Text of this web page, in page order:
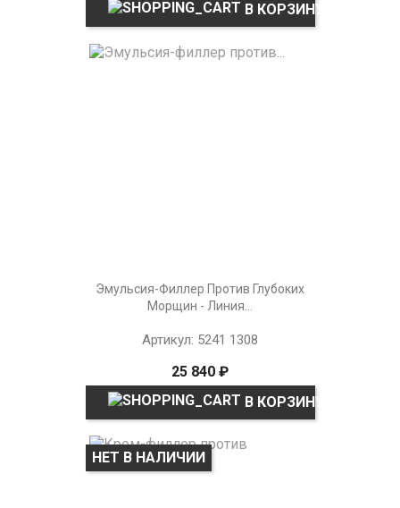
В КОРЗИНУ
Эмульсия-Филлер Против Глубоких
Морщин - Линия...
Артикул: 5241 1308
25 840 ₽
В КОРЗИНУ
НЕТ В НАЛИЧИИ